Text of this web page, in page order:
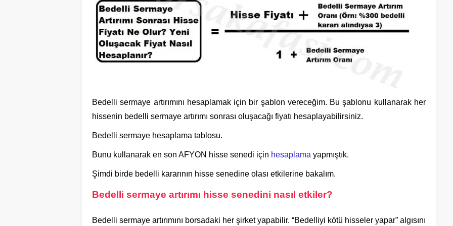
Bedelli sermaye artırımını hesaplamak için bir şablon vereceğim. Bu şablonu kullanarak her
hissenin bedelli sermaye artırımı sonrası oluşacağı fiyatı hesaplayabilirsiniz.
Bedelli sermaye hesaplama tablosu.
Bunu kullanarak en son AFYON hisse senedi için hesaplama yapmıştık.
Şimdi birde bedelli kararının hisse senedine olası etkilerine bakalım.
Bedelli sermaye artırımı hisse senedini nasıl etkiler?
Bedelli sermaye artırımını borsadaki her şirket yapabilir. “Bedelliyi kötü hisseler yapar” algısını